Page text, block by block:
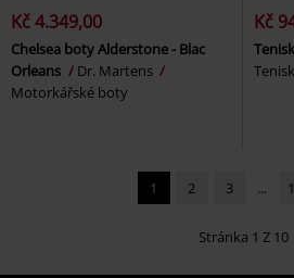
Kč 4.349,00
Chelsea boty Alderstone - Blac
Orleans
Dr. Martens
Motorkářské boty
Kč
1 2 3 ...
Stránka 1 Z 10